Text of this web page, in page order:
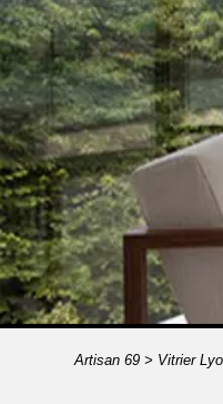
Artisan 69> Vitrier